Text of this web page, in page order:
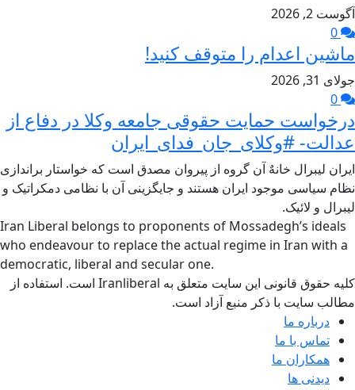
آگوست 2, 2026
ماشین اعدام را متوقف کنید!
جولای 31, 2026
درخواست حمایت حقوقی جامعه وکلا در دفاع از
عدالت- #وکلای_جان_فدای_ایران
ایران لیبرال خانهٌ آن گروه از پیروان مصدق است که خواستار براندازی
نظام سیاسی موجود ایران هستند و جایگزینی آن با نظامی دمکراتیک و
لیبرال و لائیک.
Iran Liberal belongs to proponents of Mossadegh’s ideals
who endeavour to replace the actual regime in Iran with a
democratic, liberal and secular one.
کلیه حقوق قانونی این سایت متعلق به Iranliberal است. استفاده از
مطالب سایت با ذکر منبع آزاد است.
درباره ما
تماس با ما
همکاران ما
دیدنی ها